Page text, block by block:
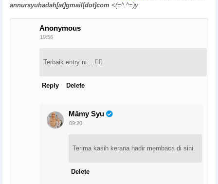
annursyuhadah[at]gmail[dot]com <(=^.^=)y
Anonymous
19:56
Terbaik entry ni… 👍🏻
Reply Delete
Māmy Syu
09:20
Terima kasih kerana hadir membaca di sini.
Delete